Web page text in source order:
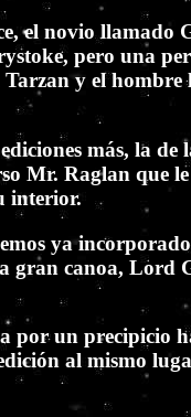
el novio llamado
pero una
y el hombre
más, la
Mr. Raglan que
interior.
ya
gran canoa, Lord
por un precipicio
al mismo